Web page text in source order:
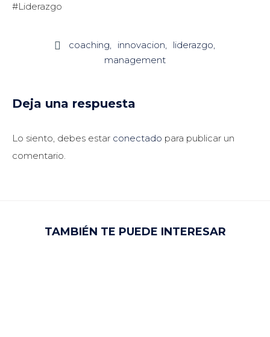
#Liderazgo
 coaching innovacion
liderazgo
management
Deja una respuesta
Lo siento, debes estar conectado para publicar un
comentario.
TAMBIÉN TE PUEDE INTERESAR